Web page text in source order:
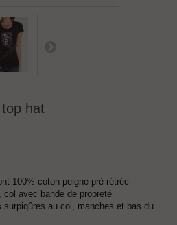
hat
100% coton peigné pré-rétréci
col avec bande de propreté
surpiqûres au col, manches et bas du